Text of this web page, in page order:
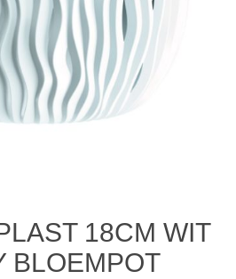
18CM WIT
BLOEMPOT